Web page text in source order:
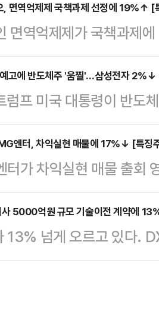
스는 공모가(3만원) 대
고 있다.앞서 에스엔시스
서 희망밴드(2만7000~3
여 수량의 99.9%(가격
이후 이달 7일과 8일 양
, 면역억제제 국책과제 선정에 19%↑ [
면역억제제가 국책과제
장 초반 오름세를 보이
코스닥 시장에서 지투지
만1400원에 거래되고
경신하기도 했다.지투지
소재부품기술개발사업
상자'로 선정됐다고 밝혔
다…
고에 반도체주 '움찔'…삼성전자
럼프 미국 대통령이 반도
반도체 관련주가 약세를
31분 코스피 시장에서
거래 중이다. 장중 한때
락한 27만250원에 거래
음 주나 다다음 주 철강
에는 (관세 수준이) 낮은
엔터, 차익실현 매물에 17%↓ [특징
가 차익실현 매물 출회
따르면, 이날 오전 9시
비 17.01% 내린 6만
기도 했다.'티니핑' 시리
연결 기준 영업이익이
5000억원 규모 기술이전 계약에
13% 넘게 오르고 있다.
랫폼(ACP) 기술을 미국